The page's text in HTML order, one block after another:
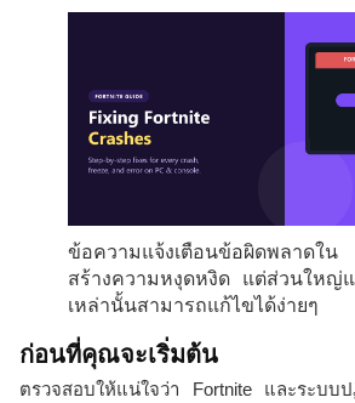
ข้อความแจ้งเตือนข้อผิดพลาดใ
สร้างความหงุดหงิด แต่ส่วนใหญ่
เหล่านั้นสามารถแก้ไขได้ง่ายๆ
ก่อนที่คุณจะเริ่มต้น
ตรวจสอบให้แน่ใจว่า Fortnite และระบบ